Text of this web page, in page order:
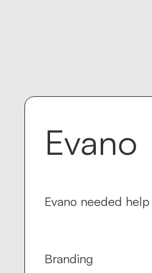
Evano
Evano needed
Branding